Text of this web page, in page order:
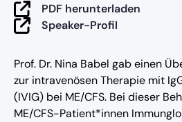
geladen. Dabei können
PDF herunterladen
Speaker-Profil
Prof. Dr. Nina Babel gab einen
zur intravenösen Therapie mit
(IVIG) bei ME/CFS. Bei dieser
ME/CFS-Patient*innen